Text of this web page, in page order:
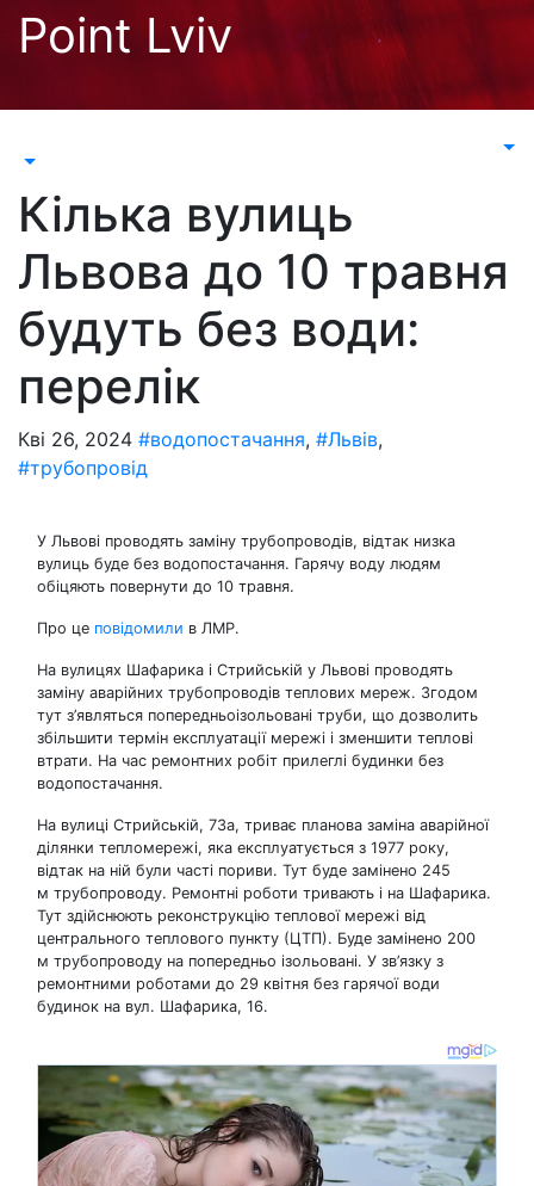
Перейти
Point Lviv
Кілька вулиць
Львова до 10 травня
будуть без води:
перелік
Кві 26, 2024 #водопостачання, #Львів,
#трубопровід
У Львові проводять заміну трубопроводів, відтак низка
вулиць буде без водопостачання. Гарячу воду людям
обіцяють повернути до 10 травня.
Про це повідомили в ЛМР.
На вулицях Шафарика і Стрийській у Львові проводять
заміну аварійних трубопроводів теплових мереж. Згодом
тут з’являться попередньоізольовані труби, що дозволить
збільшити термін експлуатації мережі і зменшити теплові
втрати. На час ремонтних робіт прилеглі будинки без
водопостачання.
На вулиці Стрийській, 73а, триває планова заміна аварійної
ділянки тепломережі, яка експлуатується з 1977 року,
відтак на ній були часті пориви. Тут буде замінено 245
м трубопроводу. Ремонтні роботи тривають і на Шафарика.
Тут здійснюють реконструкцію теплової мережі від
центрального теплового пункту (ЦТП). Буде замінено 200
м трубопроводу на попередньо ізольовані. У зв’язку з
ремонтними роботами до 29 квітня без гарячої води
будинок на вул. Шафарика, 16.